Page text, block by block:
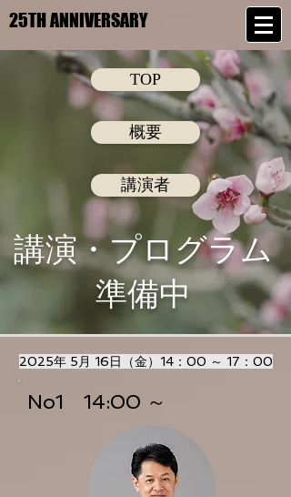
25TH ANNIVERSARY
25TH ANNIVERSARY
TOP
概要
講演者
講演・プログラム
​準備中
2025年 5月 16日（金）14：00 ～ 17：00
No1 14:00 ～